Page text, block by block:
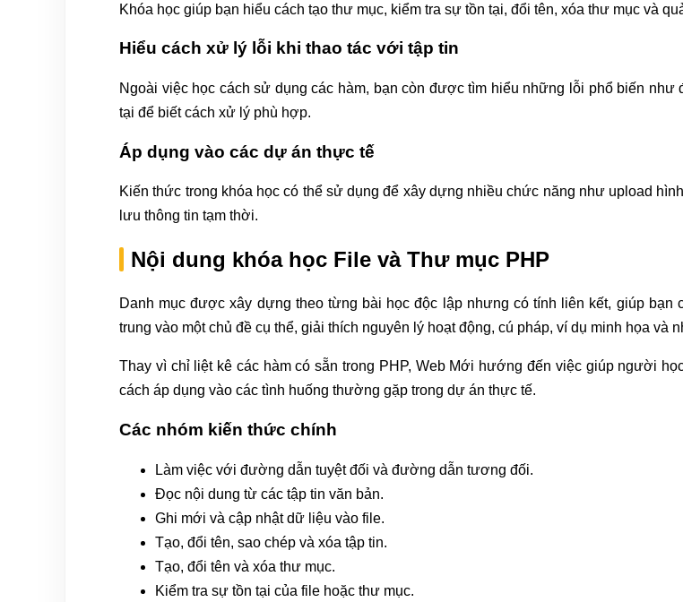
Khóa học giúp bạn hiểu cách tạo thư mục, kiểm tra sự tồn tại, đổi tên, xóa thư mục và
Hiểu cách xử lý lỗi khi thao tác với tập tin
Ngoài việc học cách sử dụng các hàm, bạn còn được tìm hiểu những lỗi phổ biến
tại để biết cách xử lý phù hợp.
Áp dụng vào các dự án thực tế
Kiến thức trong khóa học có thể sử dụng để xây dựng nhiều chức năng như upload
lưu thông tin tạm thời.
Nội dung khóa học File và Thư mục PHP
Danh mục được xây dựng theo từng bài học độc lập nhưng có tính liên kết, giúp
trung vào một chủ đề cụ thể, giải thích nguyên lý hoạt động, cú pháp, ví dụ minh họa và
Thay vì chỉ liệt kê các hàm có sẵn trong PHP, Web Mới hướng đến việc giúp người
cách áp dụng vào các tình huống thường gặp trong dự án thực tế.
Các nhóm kiến thức chính
Làm việc với đường dẫn tuyệt đối và đường dẫn tương đối.
Đọc nội dung từ các tập tin văn bản.
Ghi mới và cập nhật dữ liệu vào file.
Tạo, đổi tên, sao chép và xóa tập tin.
Tạo, đổi tên và xóa thư mục.
Kiểm tra sự tồn tại của file hoặc thư mục.